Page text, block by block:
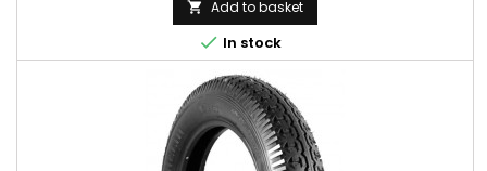
525-18; 475/525-18; 475/525*18
 Add to basket
 In stock